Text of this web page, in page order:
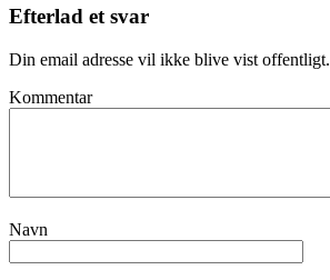
Efterlad et svar
Din email adresse vil ikke blive vist offentligt.
Kommentar
Navn